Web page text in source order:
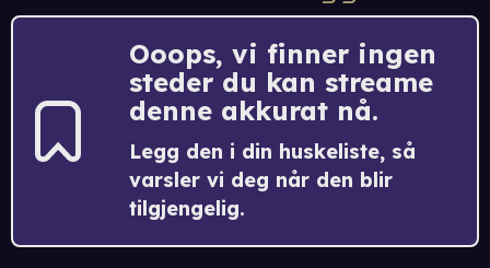
Ooops, vi finner ingen
steder du kan streame
denne akkurat nå.
Legg den i din huskeliste, så
varsler vi deg når den blir
tilgjengelig.